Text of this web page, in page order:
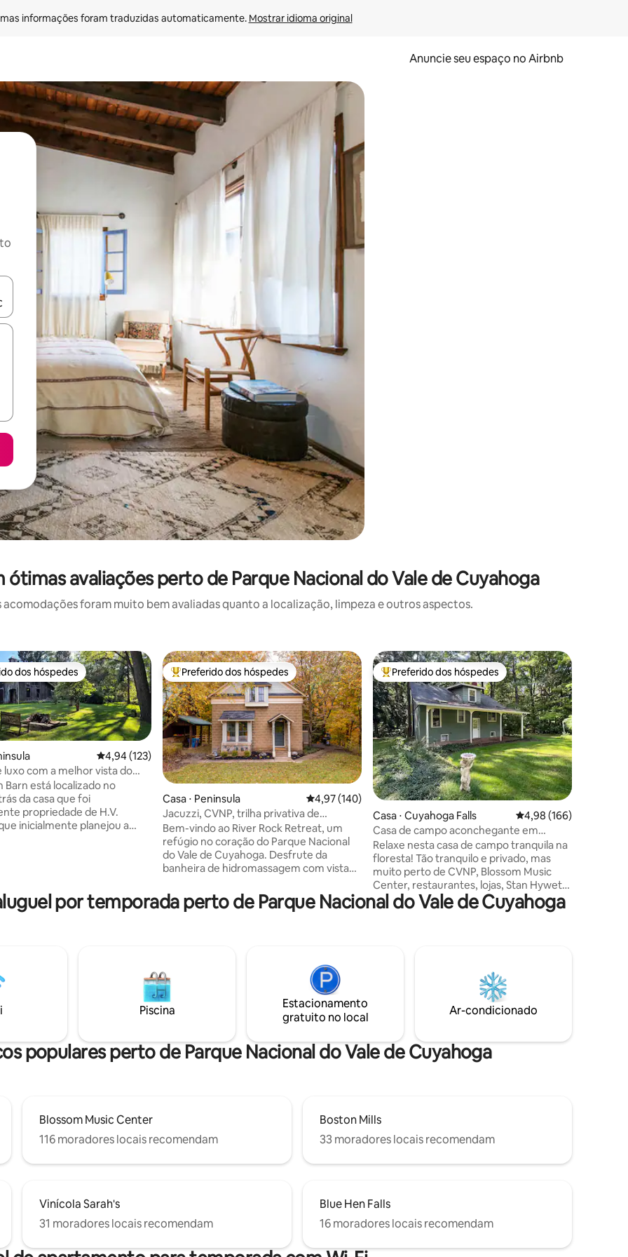
informações foram traduzidas automaticamente. Mostrar idioma original
Anuncie seu espaço no Airbnb
os usando as seta para cima e para baixo do teclado ou tocando e deslizando o dedo na tela.
avaliações perto de Parque Nacional do Vale de Cuyahoga
acomodações foram muito bem avaliadas quanto a localização, limpeza e outros aspectos.
de 5, 560 avaliações
preferidos dos hóspedes
dos hóspedes
4,94 de uma avaliação média de 5, 123 avaliações
4,94 (123)
luxo com a melhor vista do
Barn está localizado no
da casa que foi
propriedade de H.V.
inicialmente planejou a
de quilômetros de trilhas
ciclismo, caminhadas no
de distância para qualquer
inverno!
Entre os melhores preferidos dos hóspedes
Preferido dos hóspedes
Casa ⋅ Peninsula 4,97 de uma avaliação média de 5, 140 avaliações
4,97 (140)
Jacuzzi, CVNP, trilha privativa de
cachoeira, lareira
Bem-vindo ao River Rock Retreat, um
refúgio no coração do Parque Nacional
do Vale de Cuyahoga. Desfrute da
banheira de hidromassagem com vista
que leva a uma cachoeira deslumbrante.
Relaxe perto da lareira ao ar livre,
lojas do centro da Península, ou trilhas no
CVNP e na Ferrovia Cênica do Vale
Cuyahoga. Um curto trajeto de carro
leva você aos Resorts de Esqui
Brandywine/Boston Mills e ao Blossom
Entre os melhores preferidos dos hóspedes
Preferido dos hóspedes
Casa ⋅ Cuyahoga Falls 4,98 de uma avaliação
4,98 (166)
Casa de campo aconchegante em
Woods/Cuyahoga Valley NP, Blossom
Relaxe nesta casa de campo tranquila na
floresta! Tão tranquilo e privado, mas
muito perto de CVNP, Blossom Music
Center, restaurantes, lojas, Stan Hywet
Hall, Weathervane Theater e muito mais!
Com uma localização central entre
árvores altas e ravinas. Cozinha equipada
completa, lareira a gás. Cama queen no
primeiro andar, duas camas de solteiro
confortáveis no quarto no andar de cima
por temporada perto de Parque Nacional do Vale de Cuyahoga
Piscina
Estacionamento
gratuito no local
Ar-condicionado
populares perto de Parque Nacional do Vale de Cuyahoga
Blossom Music Center
116 moradores locais recomendam
Boston Mills
33 moradores locais recomendam
Vinícola Sarah's
31 moradores locais recomendam
Blue Hen Falls
16 moradores locais recomendam